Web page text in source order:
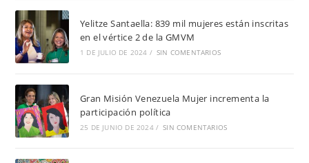
Yelitze Santaella: 839 mil mujeres están inscritas
en el vértice 2 de la GMVM
1 DE JULIO DE 2024 / SIN COMENTARIOS
Gran Misión Venezuela Mujer incrementa la
participación política
25 DE JUNIO DE 2024 / SIN COMENTARIOS